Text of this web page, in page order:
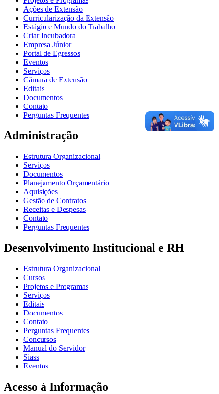
Ações de Extensão
Curricularização da Extensão
Estágio e Mundo do Trabalho
Criar Incubadora
Empresa Júnior
Portal de Egressos
Eventos
Serviços
Câmara de Extensão
Editais
Documentos
Contato
Perguntas Frequentes
Administração
Estrutura Organizacional
Serviços
Documentos
Planejamento Orçamentário
Aquisições
Gestão de Contratos
Receitas e Despesas
Contato
Perguntas Frequentes
Desenvolvimento Institucional e RH
Estrutura Organizacional
Cursos
Projetos e Programas
Serviços
Editais
Documentos
Contato
Perguntas Frequentes
Concursos
Manual do Servidor
Siass
Eventos
Acesso à Informação